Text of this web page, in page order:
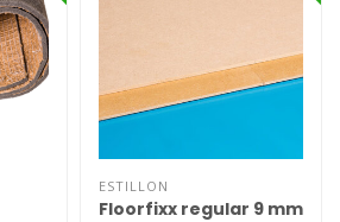
ESTILLON
Floorfixx regular 9 mm